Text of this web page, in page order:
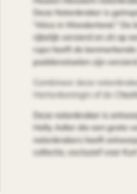
Deze Notenkraker is
"Alice in Wonderland." De
rijkelijk versierd en zit op
rups heeft de
paddenstoelen zijn
Combineer deze
Hartenkoningin of de C
Deze notenkraker is
Holly Adler die een grote
notenkrakers heeft
collectie, exclusief voor